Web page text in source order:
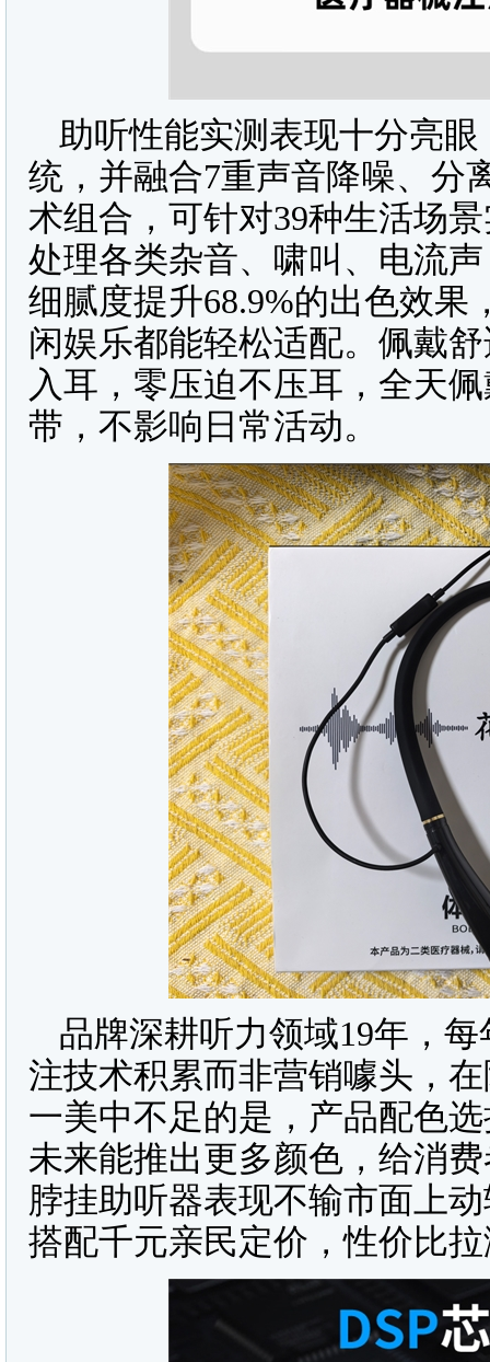
助听性能实测表现十分亮
统，并融合7重声音降噪、分
术组合，可针对39种生活场
处理各类杂音、啸叫、电流
细腻度提升68.9%的出色效
闲娱乐都能轻松适配。佩戴
入耳，零压迫不压耳，全天
带，不影响日常活动。
品牌深耕听力领域19年，
注技术积累而非营销噱头，
一美中不足的是，产品配色
未来能推出更多颜色，给消
脖挂助听器表现不输市面上
搭配千元亲民定价，性价比